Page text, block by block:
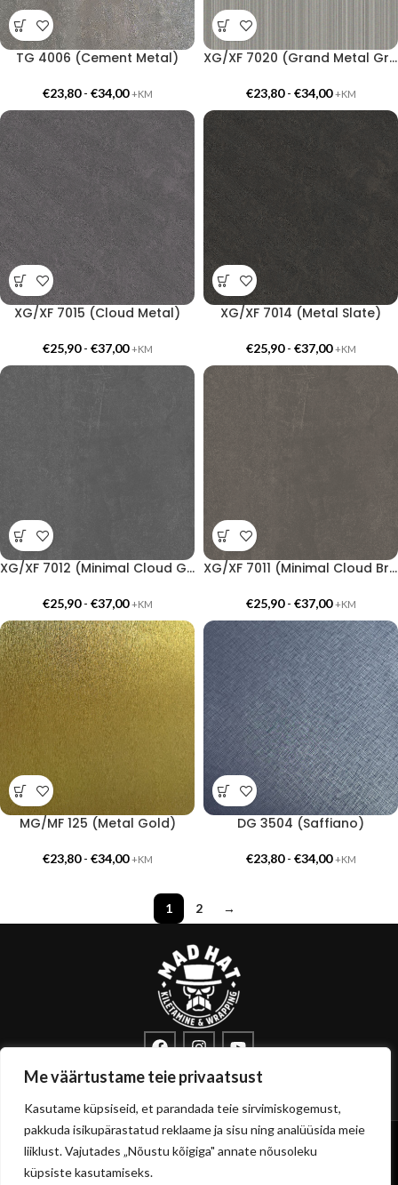
Me väärtustame teie privaatsust
Kasutame küpsiseid, et parandada teie sirvimiskogemust,
pakkuda isikupärastatud reklaame ja sisu ning analüüsida meie
liiklust. Vajutades „Nõustu kõigiga" annate nõusoleku
küpsiste kasutamiseks.
TG 4006 (Cement Metal)
€23,80- €34,00 +KM
XG/XF 7020 (Grand Metal Gray)
€23,80- €34,00 +KM
XG/XF 7015 (Cloud Metal)
€25,90- €37,00 +KM
XG/XF 7014 (Metal Slate)
€25,90- €37,00 +KM
XG/XF 7012 (Minimal Cloud Gray)
€25,90- €37,00 +KM
XG/XF 7011 (Minimal Cloud Brown)
€25,90- €37,00 +KM
MG/MF 125 (Metal Gold)
€23,80- €34,00 +KM
DG 3504 (Saffiano)
€23,80- €34,00 +KM
1 2 →
info@sisustuskile.ee
+372 53715972
Copyrightsisustuskile.ee © 2026
Privaatsuspoliitika
Müügitingimused